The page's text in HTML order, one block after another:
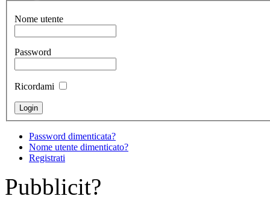
Nome utente
Password
Ricordami
Password dimenticata?
Nome utente dimenticato?
Registrati
Pubblicit?